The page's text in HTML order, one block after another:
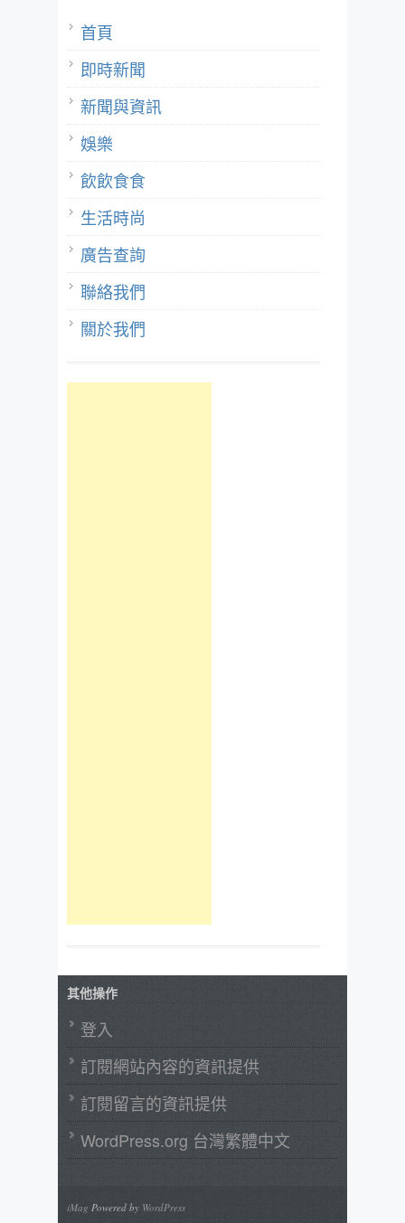
首頁
即時新聞
新聞與資訊
娛樂
飲飲食食
生活時尚
廣告查詢
聯絡我們
關於我們
其他操作
登入
訂閱網站內容的資訊提供
訂閱留言的資訊提供
WordPress.org 台灣繁體中文
iMag Powered by WordPress